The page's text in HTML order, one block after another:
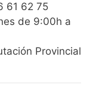
61 62 75
de 9:00h a
Provincial